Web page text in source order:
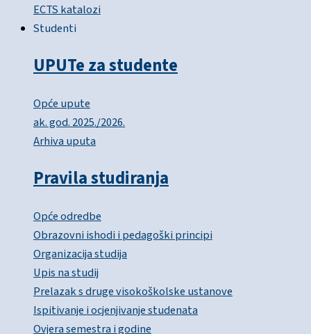
ECTS katalozi
Studenti
UPUTe za studente
Opće upute
ak. god. 2025./2026.
Arhiva uputa
Pravila studiranja
Opće odredbe
Obrazovni ishodi i pedagoški principi
Organizacija studija
Upis na studij
Prelazak s druge visokoškolske ustanove
Ispitivanje i ocjenjivanje studenata
Ovjera semestra i godine